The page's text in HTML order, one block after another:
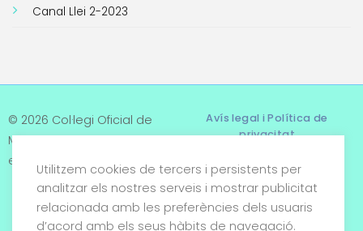
Canal Llei 2-2023
© 2026 Col·legi Oficial de
Metges de Tarragona. Tots
els drets reservats
Avís legal i Política de
privacitat
Termes i condicions
Política de cookies
Utilitzem cookies de tercers i persistents per
analitzar els nostres serveis i mostrar publicitat
relacionada amb les preferències dels usuaris
d’acord amb els seus hàbits de navegació.